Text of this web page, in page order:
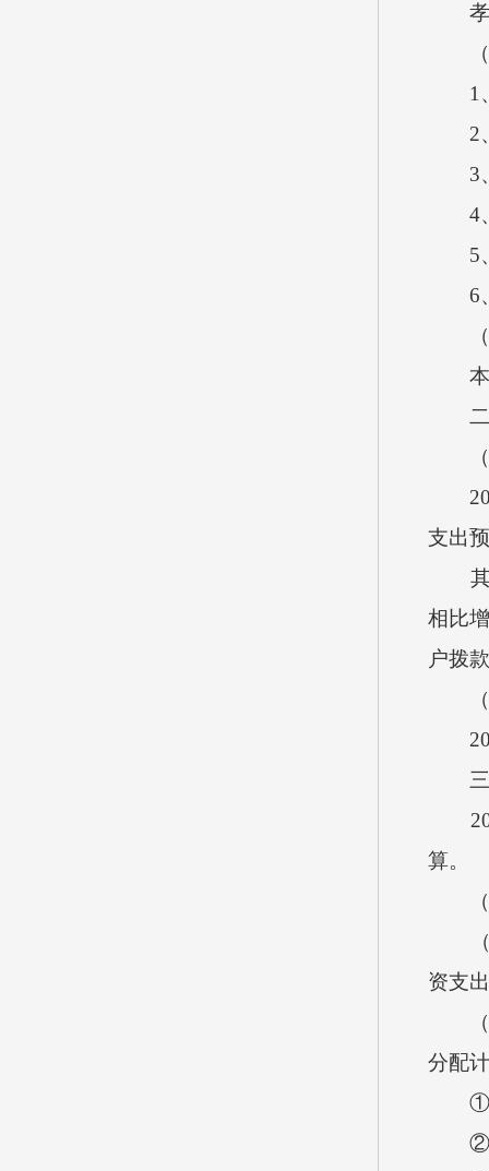
孝义
（
1、
2、
3、
4、
5、
6、
（
本单
二
（
支出
其中
相比
户拨
（
三
算。
（一
（1
资支
（2
分配
①其
②基